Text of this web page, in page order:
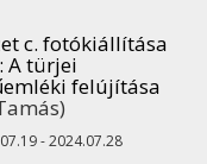
c. fotókiállítása
: A türjei
felújítása
- 2024.07.28